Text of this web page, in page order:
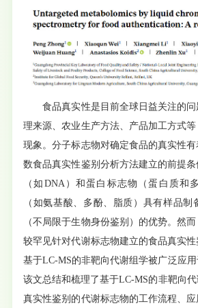
食品真实性是目前全球日益关注的问
理来源、农业生产方法、产品加工方式
现象。分子标志物对确定食品的真实性
数食品真实性鉴别分析方法建立的前提
（如DNA）和蛋白标志物（蛋白质和
（如氨基酸、多酚、脂质）具有样品
（不局限于生物身份鉴别）的优势。然
较罕见针对代谢标志物建立的食品真实性
基于LC-MS的非靶向代谢组学被广泛应用
该文总结和梳理了基于LC-MS的非靶向
真实性鉴别的代谢标志物的工作流程、